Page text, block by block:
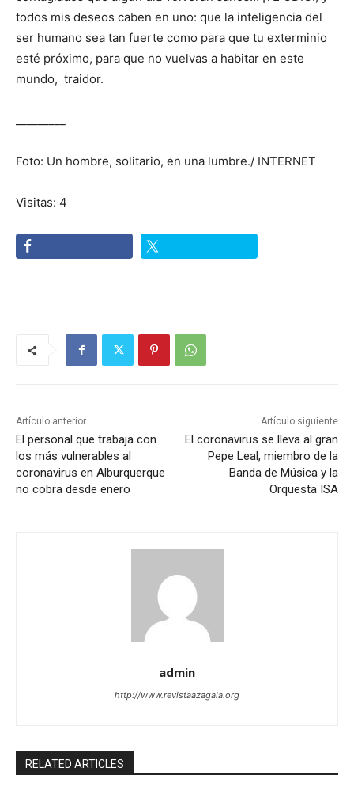
todos mis deseos caben en uno: que la inteligencia del
ser humano sea tan fuerte como para que tu exterminio
esté próximo, para que no vuelvas a habitar en este
mundo, traidor.
Foto: Un hombre, solitario, en una lumbre./ INTERNET
Visitas: 4
Artículo anterior
El personal que trabaja con
los más vulnerables al
coronavirus en Alburquerque
no cobra desde enero
Artículo siguiente
El coronavirus se lleva al gran
Pepe Leal, miembro de la
Banda de Música y la
Orquesta ISA
admin
http://www.revistaazagala.org
RELATED ARTICLES